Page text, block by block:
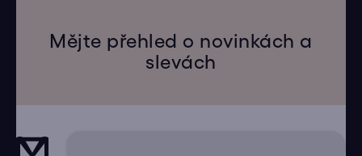
Mějte přehled o novinkách a
slevách